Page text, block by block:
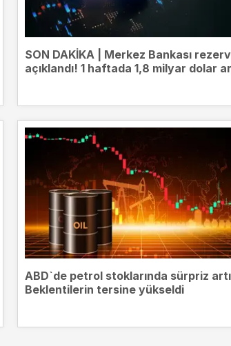
SON DAKİKA | Merkez Bankası
açıklandı! 1 haftada 1,8 milyar dolar
ABD`de petrol stoklarında sürpriz
Beklentilerin tersine yükseldi